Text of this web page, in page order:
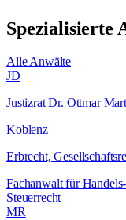
Spezialisierte
Alle Anwälte
JD
Justizrat Dr. Ottmar
Koblenz
Erbrecht,
Fachanwalt für
Steuerrecht
MR